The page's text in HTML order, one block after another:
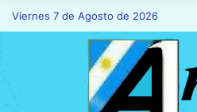
Viernes 7 de Agosto de 2026 Hoy